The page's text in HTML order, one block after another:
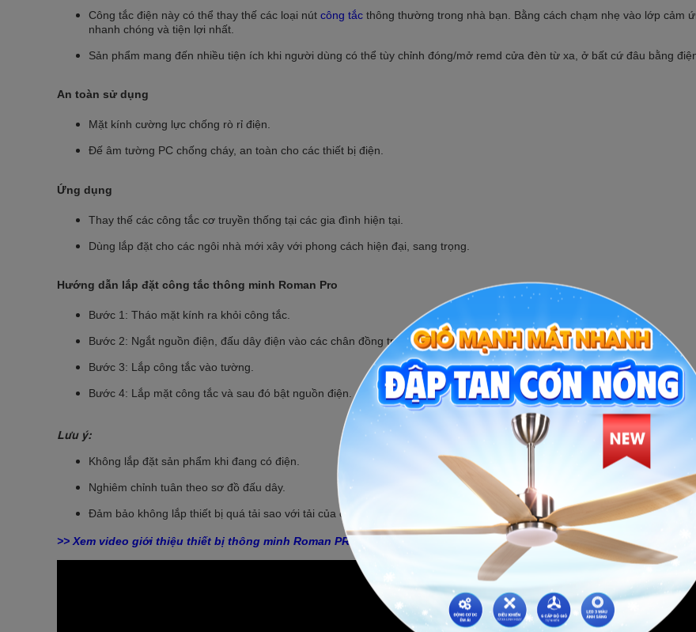
Công tắc điện này có thể thay thế các loại nút công tắc thông thường trong nhà bạn. Bằng cách chạm nhẹ vào lớp cảm
nhanh chóng và tiện lợi nhất.
Sản phẩm mang đến nhiều tiện ích khi người dùng có thể tùy chỉnh đóng/mở remd cửa đèn từ xa, ở bất cứ đâu bằng
An toàn sử dụng
Mặt kính cường lực chống rò rỉ điện.
Đế âm tường PC chống cháy, an toàn cho các thiết bị điện.
Ứng dụng
Thay thế các công tắc cơ truyền thống tại các gia đình hiện tại.
Dùng lắp đặt cho các ngôi nhà mới xây với phong cách hiện đại, sang trọng.
Hướng dẫn lắp đặt công tắc thông minh Roman Pro
Bước 1: Tháo mặt kính ra khỏi công tắc.
Bước 2: Ngắt nguồn điện, đấu dây điện vào các chân đồng trên công tắc.
Bước 3: Lắp công tắc vào tường.
Bước 4: Lắp mặt công tắc và sau đó bật nguồn điện.
Lưu ý:
Không lắp đặt sản phẩm khi đang có điện.
Nghiêm chỉnh tuân theo sơ đồ đấu dây.
Đảm bảo không lắp thiết bị quá tải sao với tải của công tắc.
>> Xem video giới thiệu thiết bị thông minh Roman PRo: